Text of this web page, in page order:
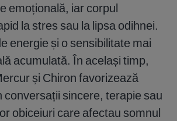
emoțională, iar corpul
la stres sau la lipsa odihnei.
energie și o sensibilitate mai
acumulată. În același timp,
și Chiron favorizează
conversații sincere, terapie sau
obiceiuri care afectau somnul